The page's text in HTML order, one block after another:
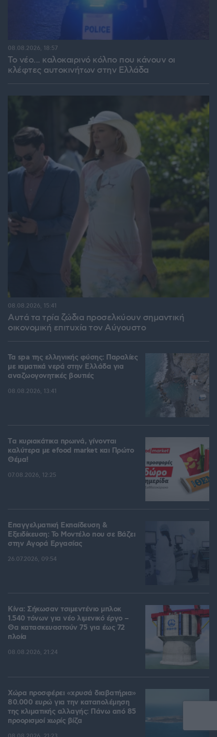
Το νέο... καλοκαιρινό κόλπο που κάνουν οι
κλέφτες αυτοκινήτων στην Ελλάδα
08.08.2026, 18:57
Αυτά τα τρία ζώδια προσελκύουν σημαντική
οικονομική επιτυχία τον Αύγουστο
08.08.2026, 15:41
Τα spa της ελληνικής φύσης: Παραλίες
με ιαματικά νερά στην Ελλάδα για
αναζωογονητικές βουτιές
08.08.2026, 13:41
Tα κυριακάτικα πρωινά, γίνονται
καλύτερα με efood market και Πρώτο
Θέμα!
07.08.2026, 12:25
Επαγγελματική Εκπαίδευση &
Εξειδίκευση: Το Mοντέλο που σε Bάζει
στην Aγορά Eργασίας
26.07.2026, 09:54
Κίνα: Σήκωσαν τσιμεντένιο μπλοκ
1.540 τόνων για νέο λιμενικό έργο –
Θα κατασκευαστούν 75 για έως 72
πλοία
08.08.2026, 21:24
Χώρα προσφέρει «χρυσά διαβατήρια»
80.000 ευρώ για την καταπολέμηση
της κλιματικής αλλαγής: Πάνω από 85
προορισμοί χωρίς βίζα